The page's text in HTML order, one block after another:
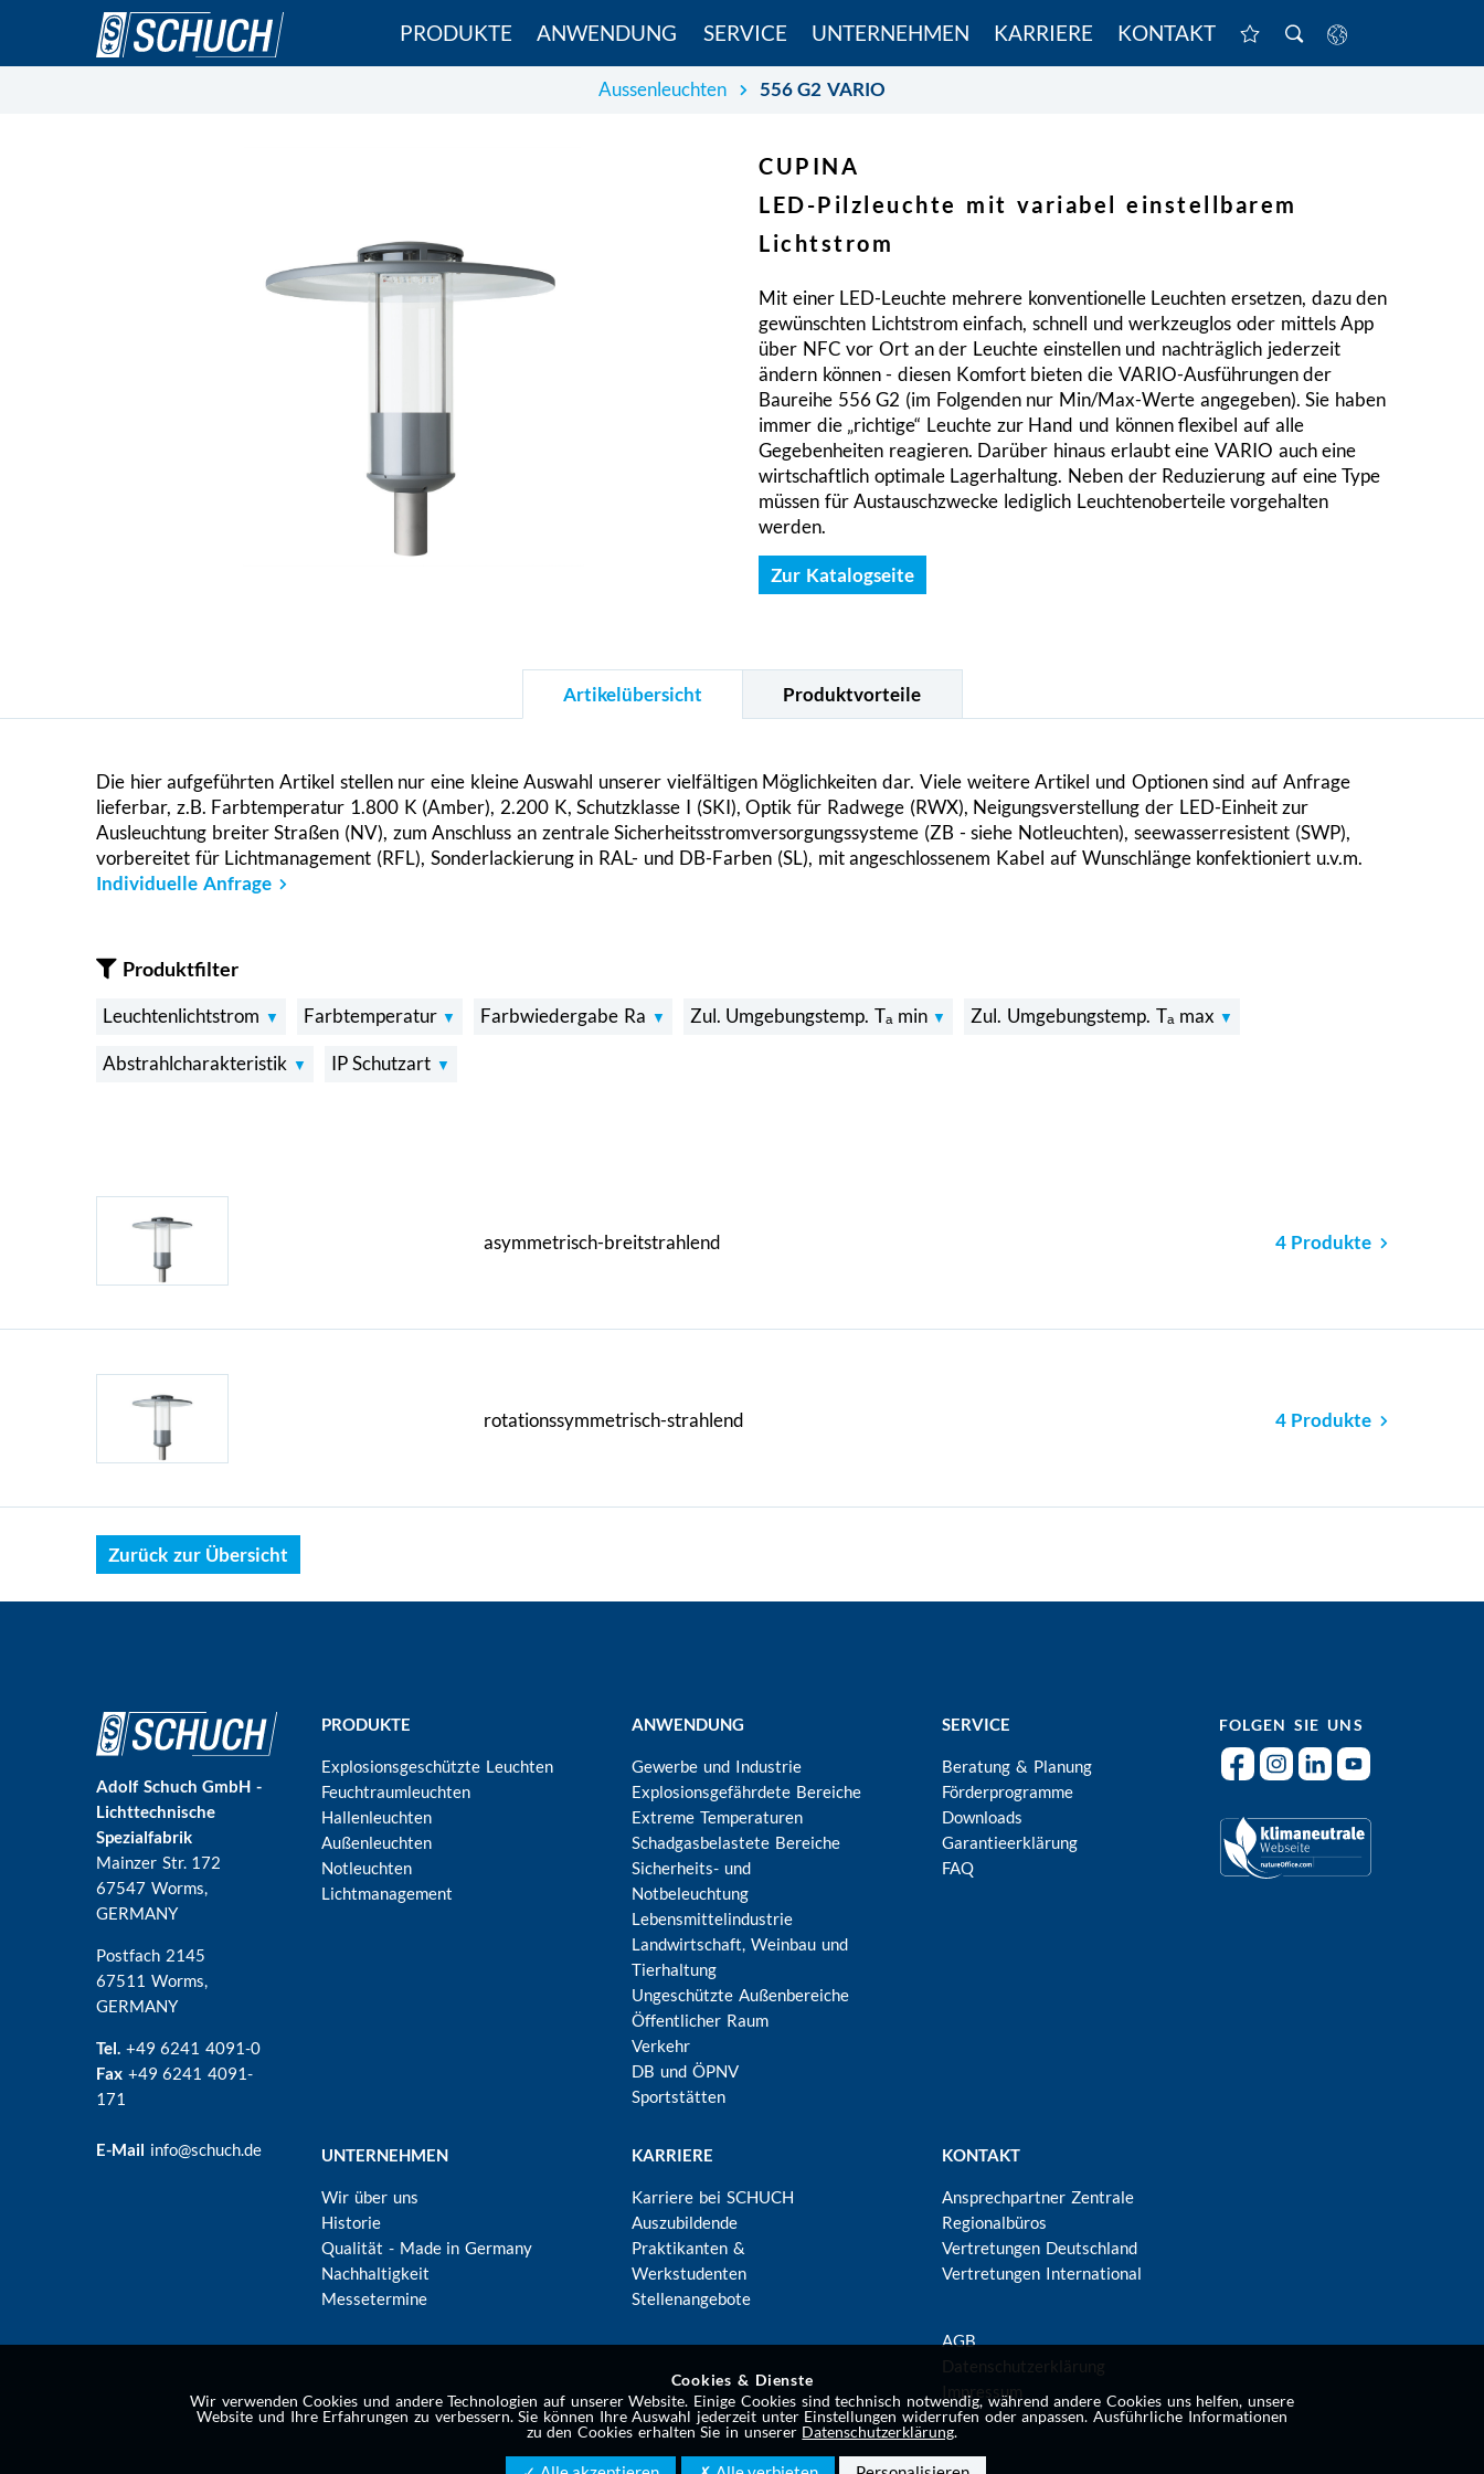
Inhalt
PRODUKTE ANWENDUNG SERVICE UNTERNEHMEN KARRIERE KONTAKT
Aussenleuchten 556 G2 VARIO
CUPINA
LED-Pilzleuchte mit variabel einstellbarem
Lichtstrom
Mit einer LED-Leuchte mehrere konventionelle Leuchten ersetzen, dazu den
gewünschten Lichtstrom einfach, schnell und werkzeuglos oder mittels App
über NFC vor Ort an der Leuchte einstellen und nachträglich jederzeit
ändern können - diesen Komfort bieten die VARIO-Ausführungen der
Baureihe 556 G2 (im Folgenden nur Min/Max-Werte angegeben). Sie haben
immer die „richtige“ Leuchte zur Hand und können flexibel auf alle
Gegebenheiten reagieren. Darüber hinaus erlaubt eine VARIO auch eine
wirtschaftlich optimale Lagerhaltung. Neben der Reduzierung auf eine Type
müssen für Austauschzwecke lediglich Leuchtenoberteile vorgehalten
werden.
Zur Katalogseite
Artikelübersicht Produktvorteile
Die hier aufgeführten Artikel stellen nur eine kleine Auswahl unserer vielfältigen Möglichkeiten dar. Viele weitere Artikel und Optionen sind auf Anfrage
lieferbar, z.B. Farbtemperatur 1.800 K (Amber), 2.200 K, Schutzklasse I (SKI), Optik für Radwege (RWX), Neigungsverstellung der LED-Einheit zur
Ausleuchtung breiter Straßen (NV), zum Anschluss an zentrale Sicherheitsstromversorgungssysteme (ZB - siehe Notleuchten), seewasserresistent (SWP),
vorbereitet für Lichtmanagement (RFL), Sonderlackierung in RAL- und DB-Farben (SL), mit angeschlossenem Kabel auf Wunschlänge konfektioniert u.v.m.
Individuelle Anfrage
Produktfilter
Leuchtenlichtstrom
Farbtemperatur Farbwiedergabe Ra Zul. Umgebungstemp. Tₐ min Zul. Umgebungstemp. Tₐ max
Abstrahlcharakteristik IP Schutzart
asymmetrisch-breitstrahlend 4 Produkte
rotationssymmetrisch-strahlend 4 Produkte
Zurück zur Übersicht
Adolf Schuch GmbH -
Lichttechnische
Spezialfabrik
Mainzer Str. 172
67547 Worms
GERMANY
Postfach 2145
67511 Worms,
GERMANY
Tel. +49 6241 4091-0
Fax +49 6241 4091-
171
E-Mail info@schuch.de
Hauptnavigation
PRODUKTE
Explosionsgeschützte Leuchten
Feuchtraumleuchten
Hallenleuchten
Außenleuchten
Notleuchten
Lichtmanagement
ANWENDUNG
Gewerbe und Industrie
Explosionsgefährdete Bereiche
Extreme Temperaturen
Schadgasbelastete Bereiche
Sicherheits- und
Notbeleuchtung
Lebensmittelindustrie
Landwirtschaft, Weinbau und
Tierhaltung
Ungeschützte Außenbereiche
Öffentlicher Raum
Verkehr
DB und ÖPNV
Sportstätten
SERVICE
Beratung & Planung
Förderprogramme
Downloads
Garantieerklärung
FAQ
UNTERNEHMEN
Wir über uns
Historie
Qualität - Made in Germany
Nachhaltigkeit
Messetermine
KARRIERE
Karriere bei SCHUCH
Auszubildende
Praktikanten &
Werkstudenten
Stellenangebote
KONTAKT
Ansprechpartner Zentrale
Regionalbüros
Vertretungen Deutschland
Vertretungen International
FUSSBEREICHSMENÜ
AGB
Datenschutzerklärung
Impressum
FOLGEN SIE UNS
Cookies & Dienste
Wir verwenden Cookies und andere Technologien auf unserer Website. Einige Cookies sind technisch notwendig, während andere Cookies uns helfen, unsere
Website und Ihre Erfahrungen zu verbessern. Sie können Ihre Auswahl jederzeit unter Einstellungen widerrufen oder anpassen. Ausführliche Informationen
zu den Cookies erhalten Sie in unserer Datenschutzerklärung.